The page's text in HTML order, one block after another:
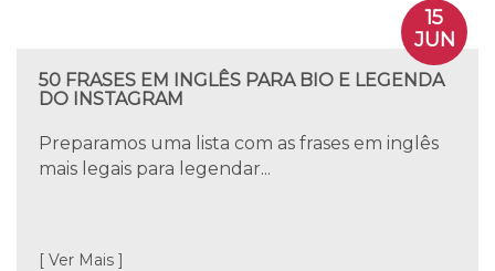
15
JUN
50 FRASES EM INGLÊS PARA BIO E LEGENDA
DO INSTAGRAM
Preparamos uma lista com as frases em inglês
mais legais para legendar...
[ Ver Mais ]